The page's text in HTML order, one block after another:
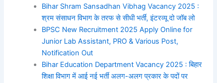
Bihar Shram Sansadhan Vibhag Vacancy 2025 :
श्रम संसाधन विभाग के तरफ से सीधी भर्ती, इंटरव्यू दो जॉब लो
BPSC New Recruitment 2025 Apply Online for
Junior Lab Assistant, PRO & Various Post,
Notification Out
Bihar Education Department Vacancy 2025 : बिहार
शिक्षा विभाग में आई नई भर्ती अलग-अलग प्रकार के पदों पर